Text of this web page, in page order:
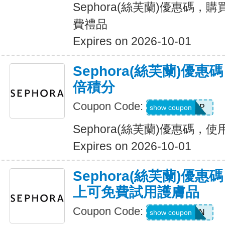
Sephora(絲芙蘭)優惠碼，購
費禮品
Expires on 2026-10-01
Sephora(絲芙蘭)優惠
倍積分
Coupon Code: STACKUP
show coupon
Sephora(絲芙蘭)優惠碼，使
Expires on 2026-10-01
Sephora(絲芙蘭)優惠
上可免費試用護膚品
Coupon Code: SPFSKIN
show coupon